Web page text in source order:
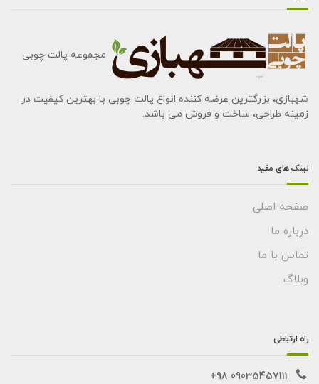
مجموعه پالت چوبی
شهبازی، بزرگترین عرضه کننده انواع پالت چوبی با بهترین کیفیت در
زمینه طراحی، ساخت و فروش می باشد.
لینک های مفید
صفحه اصلی
درباره ما
تماس با ما
وبلاگ
راه ارتباطی
09035457111 98+